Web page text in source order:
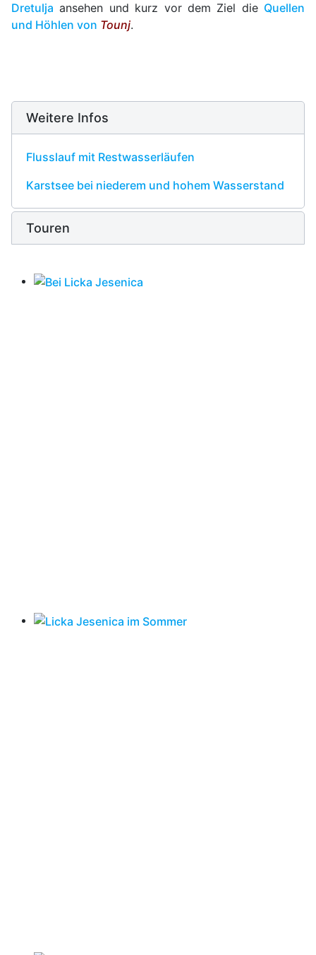
Dretulja ansehen und kurz vor dem Ziel die Quellen
und Höhlen von Tounj.
Weitere Infos
Flusslauf mit Restwasserläufen
Karstsee bei niederem und hohem Wasserstand
Touren